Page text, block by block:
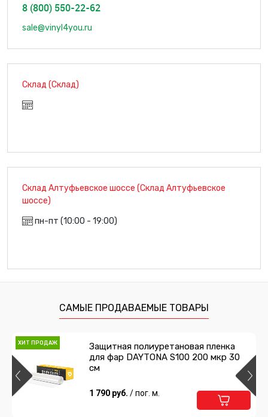
8 (800) 550-22-62
sale@vinyl4you.ru
Склад (Склад)
Склад Алтуфьевское шоссе (Склад Алтуфьевское
шоссе)
пн-пт (10:00 - 19:00)
САМЫЕ ПРОДАВАЕМЫЕ ТОВАРЫ
ХИТ ПРОДАЖ
Защитная полиуретановая пленка
для фар DAYTONA S100 200 мкр 30
см
1 790 руб. / пог. м.